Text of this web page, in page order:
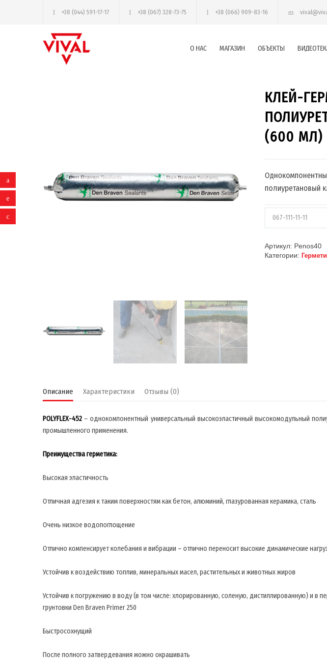
+38 (044) 591-17-17 +38 (067) 328-73-75 +38 (066) 909-83-16
О НАС МАГАЗИН ОБЪЕКТЫ
КЛЕЙ-
(600 МЛ)
полиуретановый
Артикул: Penos40
Категории:
Описание Характеристики Отзывы (0)
POLYFLEX-452 – однокомпонентный универсальный высокоэластичный высокомодульный
промышленного применения.
Преимущества герметика:
Высокая эластичность
Отличная адгезия к таким поверхностям как бетон, алюминий, глазурованная керамика, сталь
Очень низкое водопоглощение
Отлично компенсирует колебания и вибрации – отлично переносит высокие динамические
Устойчив к воздействию топлив, минеральных масел, растительных и животных жиров
Устойчив к погружению в воду (в том числе: хлорированную, соленую, дистиллированную) и в
грунтовки Den Braven Primer 250
Быстросохнущий
После полного затвердевания можно окрашивать